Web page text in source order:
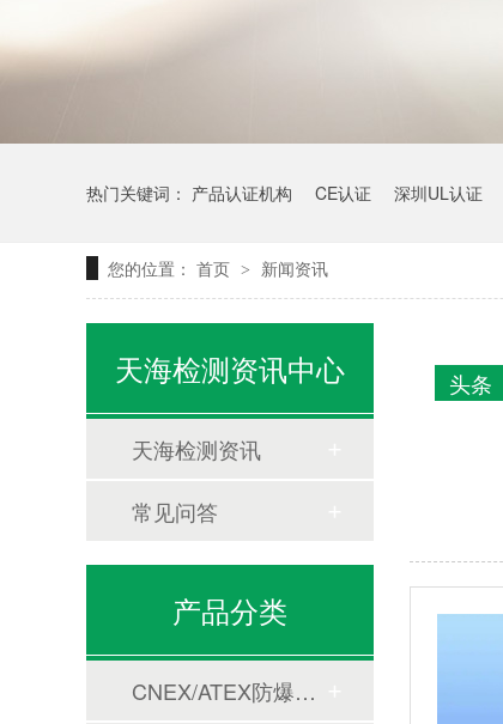
热门关键词： 产品认证机构 CE认证 深圳UL认证
您的位置： 首页 > 新闻资讯
头条
天海检测资讯中心
天海检测资讯
常见问答
产品分类
CNEX/ATEX防爆合格证